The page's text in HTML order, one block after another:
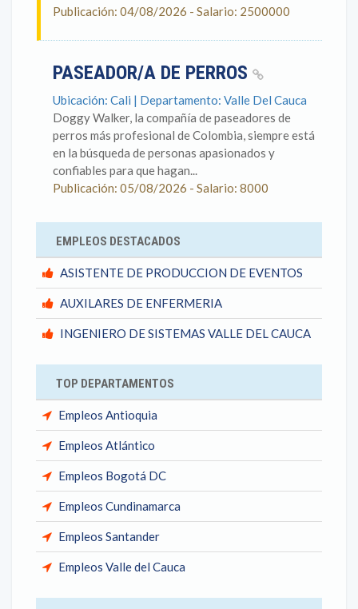
Publicación: 04/08/2026 - Salario: 2500000
PASEADOR/A DE PERROS
Ubicación: Cali | Departamento: Valle Del Cauca
Doggy Walker, la compañía de paseadores de
perros más profesional de Colombia, siempre está
en la búsqueda de personas apasionados y
confiables para que hagan...
Publicación: 05/08/2026 - Salario: 8000
EMPLEOS DESTACADOS
ASISTENTE DE PRODUCCION DE EVENTOS
AUXILARES DE ENFERMERIA
INGENIERO DE SISTEMAS VALLE DEL CAUCA
TOP DEPARTAMENTOS
Empleos Antioquia
Empleos Atlántico
Empleos Bogotá DC
Empleos Cundinamarca
Empleos Santander
Empleos Valle del Cauca